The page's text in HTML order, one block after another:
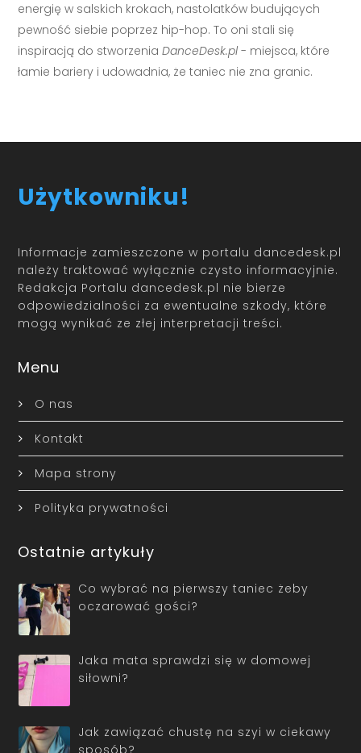
energię w salskich krokach, nastolatków budujących
pewność siebie poprzez hip-hop. To oni stali się
inspiracją do stworzeniaDanceDesk.pl - miejsca, które
łamie bariery i udowadnia, że taniec nie zna granic.
Użytkowniku!
Informacje zamieszczone w portalu dancedesk.pl
należy traktować wyłącznie czysto informacyjnie.
Redakcja Portalu dancedesk.pl nie bierze
odpowiedzialności za ewentualne szkody, które
mogą wynikać ze złej interpretacji treści.
Menu
O nas
Kontakt
Mapa strony
Polityka prywatności
Ostatnie artykuły
Co wybrać na pierwszy taniec żeby
oczarować gości?
Jaka mata sprawdzi się w domowej
siłowni?
Jak zawiązać chustę na szyi w ciekawy
sposób?